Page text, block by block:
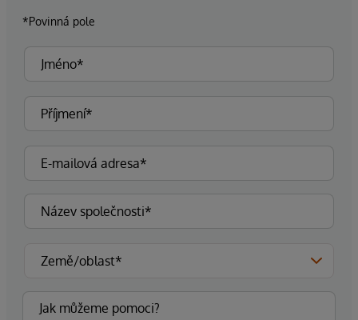
*Povinná pole